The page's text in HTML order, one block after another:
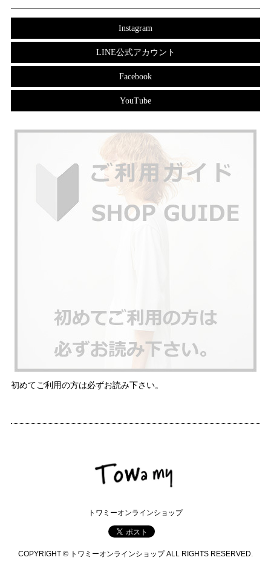
Instagram
LINE公式アカウント
Facebook
YouTube
初めてご利用の方は必ずお読み下さい。
トワミーオンラインショップ
COPYRIGHT © トワミーオンラインショップ ALL RIGHTS RESERVED.